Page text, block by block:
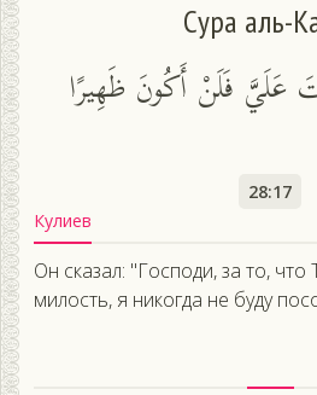
Сура аль-
عَلَيَّ فَلَنْ أَكُونَ ظَهِيرًا
28:17
Кулиев
Он сказал: "Господи, за то,
милость, я никогда не буду